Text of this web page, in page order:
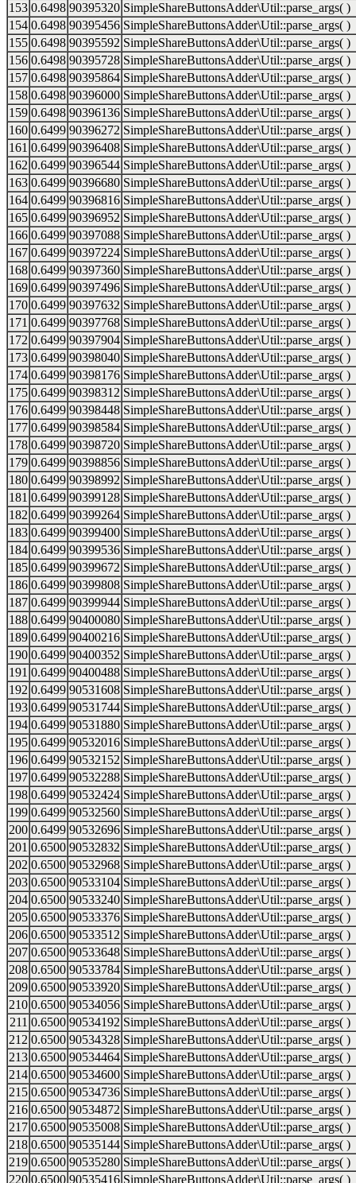
153 0.6498 90395320 SimpleShareButtonsAdder\Util::parse_args( )
154 0.6498 90395456 SimpleShareButtonsAdder\Util::parse_args( )
155 0.6498 90395592 SimpleShareButtonsAdder\Util::parse_args( )
156 0.6498 90395728 SimpleShareButtonsAdder\Util::parse_args( )
157 0.6498 90395864 SimpleShareButtonsAdder\Util::parse_args( )
158 0.6498 90396000 SimpleShareButtonsAdder\Util::parse_args( )
159 0.6498 90396136 SimpleShareButtonsAdder\Util::parse_args( )
160 0.6499 90396272 SimpleShareButtonsAdder\Util::parse_args( )
161 0.6499 90396408 SimpleShareButtonsAdder\Util::parse_args( )
162 0.6499 90396544 SimpleShareButtonsAdder\Util::parse_args( )
163 0.6499 90396680 SimpleShareButtonsAdder\Util::parse_args( )
164 0.6499 90396816 SimpleShareButtonsAdder\Util::parse_args( )
165 0.6499 90396952 SimpleShareButtonsAdder\Util::parse_args( )
166 0.6499 90397088 SimpleShareButtonsAdder\Util::parse_args( )
167 0.6499 90397224 SimpleShareButtonsAdder\Util::parse_args( )
168 0.6499 90397360 SimpleShareButtonsAdder\Util::parse_args( )
169 0.6499 90397496 SimpleShareButtonsAdder\Util::parse_args( )
170 0.6499 90397632 SimpleShareButtonsAdder\Util::parse_args( )
171 0.6499 90397768 SimpleShareButtonsAdder\Util::parse_args( )
172 0.6499 90397904 SimpleShareButtonsAdder\Util::parse_args( )
173 0.6499 90398040 SimpleShareButtonsAdder\Util::parse_args( )
174 0.6499 90398176 SimpleShareButtonsAdder\Util::parse_args( )
175 0.6499 90398312 SimpleShareButtonsAdder\Util::parse_args( )
176 0.6499 90398448 SimpleShareButtonsAdder\Util::parse_args( )
177 0.6499 90398584 SimpleShareButtonsAdder\Util::parse_args( )
178 0.6499 90398720 SimpleShareButtonsAdder\Util::parse_args( )
179 0.6499 90398856 SimpleShareButtonsAdder\Util::parse_args( )
180 0.6499 90398992 SimpleShareButtonsAdder\Util::parse_args( )
181 0.6499 90399128 SimpleShareButtonsAdder\Util::parse_args( )
182 0.6499 90399264 SimpleShareButtonsAdder\Util::parse_args( )
183 0.6499 90399400 SimpleShareButtonsAdder\Util::parse_args( )
184 0.6499 90399536 SimpleShareButtonsAdder\Util::parse_args( )
185 0.6499 90399672 SimpleShareButtonsAdder\Util::parse_args( )
186 0.6499 90399808 SimpleShareButtonsAdder\Util::parse_args( )
187 0.6499 90399944 SimpleShareButtonsAdder\Util::parse_args( )
188 0.6499 90400080 SimpleShareButtonsAdder\Util::parse_args( )
189 0.6499 90400216 SimpleShareButtonsAdder\Util::parse_args( )
190 0.6499 90400352 SimpleShareButtonsAdder\Util::parse_args( )
191 0.6499 90400488 SimpleShareButtonsAdder\Util::parse_args( )
192 0.6499 90531608 SimpleShareButtonsAdder\Util::parse_args( )
193 0.6499 90531744 SimpleShareButtonsAdder\Util::parse_args( )
194 0.6499 90531880 SimpleShareButtonsAdder\Util::parse_args( )
195 0.6499 90532016 SimpleShareButtonsAdder\Util::parse_args( )
196 0.6499 90532152 SimpleShareButtonsAdder\Util::parse_args( )
197 0.6499 90532288 SimpleShareButtonsAdder\Util::parse_args( )
198 0.6499 90532424 SimpleShareButtonsAdder\Util::parse_args( )
199 0.6499 90532560 SimpleShareButtonsAdder\Util::parse_args( )
200 0.6499 90532696 SimpleShareButtonsAdder\Util::parse_args( )
201 0.6500 90532832 SimpleShareButtonsAdder\Util::parse_args( )
202 0.6500 90532968 SimpleShareButtonsAdder\Util::parse_args( )
203 0.6500 90533104 SimpleShareButtonsAdder\Util::parse_args( )
204 0.6500 90533240 SimpleShareButtonsAdder\Util::parse_args( )
205 0.6500 90533376 SimpleShareButtonsAdder\Util::parse_args( )
206 0.6500 90533512 SimpleShareButtonsAdder\Util::parse_args( )
207 0.6500 90533648 SimpleShareButtonsAdder\Util::parse_args( )
208 0.6500 90533784 SimpleShareButtonsAdder\Util::parse_args( )
209 0.6500 90533920 SimpleShareButtonsAdder\Util::parse_args( )
210 0.6500 90534056 SimpleShareButtonsAdder\Util::parse_args( )
211 0.6500 90534192 SimpleShareButtonsAdder\Util::parse_args( )
212 0.6500 90534328 SimpleShareButtonsAdder\Util::parse_args( )
213 0.6500 90534464 SimpleShareButtonsAdder\Util::parse_args( )
214 0.6500 90534600 SimpleShareButtonsAdder\Util::parse_args( )
215 0.6500 90534736 SimpleShareButtonsAdder\Util::parse_args( )
216 0.6500 90534872 SimpleShareButtonsAdder\Util::parse_args( )
217 0.6500 90535008 SimpleShareButtonsAdder\Util::parse_args( )
218 0.6500 90535144 SimpleShareButtonsAdder\Util::parse_args( )
219 0.6500 90535280 SimpleShareButtonsAdder\Util::parse_args( )
220 0.6500 90535416 SimpleShareButtonsAdder\Util::parse_args( )